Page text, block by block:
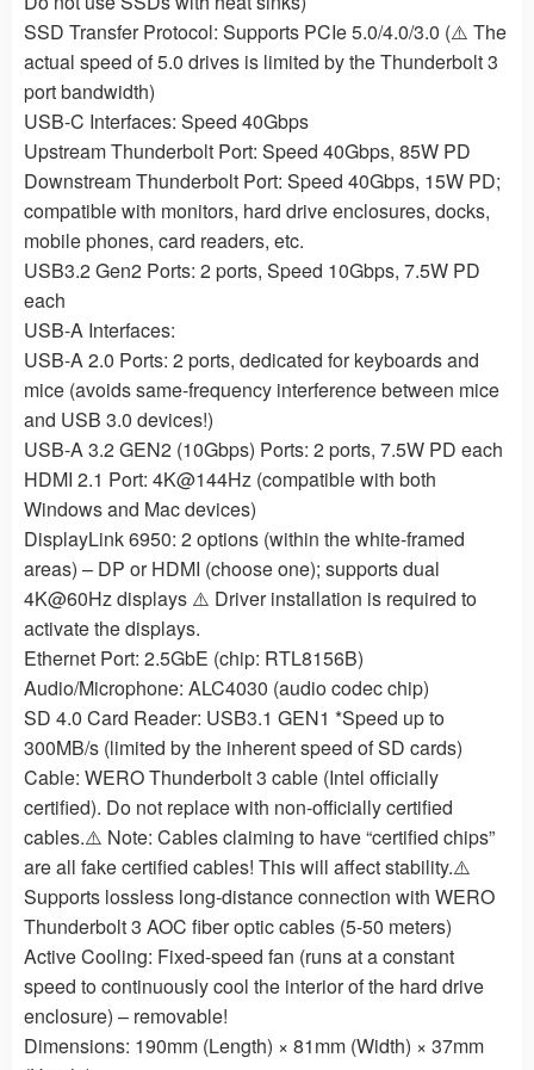
SSD Transfer Protocol: Supports PCIe 5.0/4.0/3.0 (⚠️ The
actual speed of 5.0 drives is limited by the Thunderbolt 3
port bandwidth)
USB-C Interfaces: Speed 40Gbps
Upstream Thunderbolt Port: Speed 40Gbps, 85W PD
Downstream Thunderbolt Port: Speed 40Gbps, 15W PD;
compatible with monitors, hard drive enclosures, docks,
mobile phones, card readers, etc.
USB3.2 Gen2 Ports: 2 ports, Speed 10Gbps, 7.5W PD
each
USB-A Interfaces:
USB-A 2.0 Ports: 2 ports, dedicated for keyboards and
mice (avoids same-frequency interference between mice
and USB 3.0 devices!)
USB-A 3.2 GEN2 (10Gbps) Ports: 2 ports, 7.5W PD each
HDMI 2.1 Port: 4K@144Hz (compatible with both
Windows and Mac devices)
DisplayLink 6950: 2 options (within the white-framed
areas) – DP or HDMI (choose one); supports dual
4K@60Hz displays ⚠️ Driver installation is required to
activate the displays.
Ethernet Port: 2.5GbE (chip: RTL8156B)
Audio/Microphone: ALC4030 (audio codec chip)
SD 4.0 Card Reader: USB3.1 GEN1 *Speed up to
300MB/s (limited by the inherent speed of SD cards)
Cable: WERO Thunderbolt 3 cable (Intel officially
certified). Do not replace with non-officially certified
cables.⚠️ Note: Cables claiming to have “certified chips”
are all fake certified cables! This will affect stability.⚠️
Supports lossless long-distance connection with WERO
Thunderbolt 3 AOC fiber optic cables (5-50 meters)
Active Cooling: Fixed-speed fan (runs at a constant
speed to continuously cool the interior of the hard drive
enclosure) – removable!
Dimensions: 190mm (Length) × 81mm (Width) × 37mm